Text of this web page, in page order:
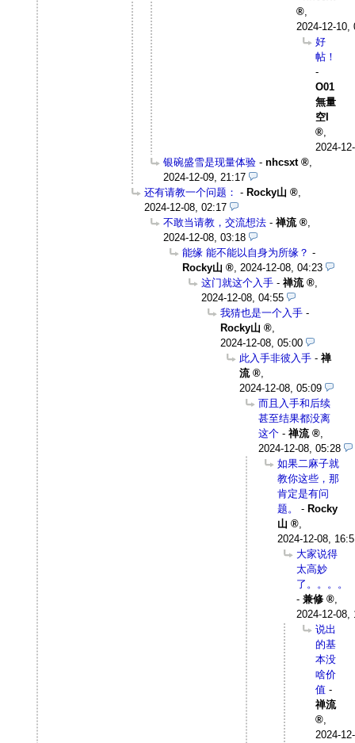
2024-12-10,
好
帖！
-
O01
無量
空I
2024-
银碗盛雪是现量体验 - nhcsxt
2024-12-09, 21:17
还有请教一个问题： - Rocky山
2024-12-08, 02:17
不敢当请教，交流想法 - 禅流
2024-12-08, 03:18
能缘 能不能以自身为所缘？ -
Rocky山
2024-12-08, 04:23
这门就这个入手 - 禅流
2024-12-08, 04:55
我猜也是一个入手 -
Rocky山
2024-12-08, 05:00
此入手非彼入手 - 禅
流
2024-12-08, 05:09
而且入手和后续
甚至结果都没离
这个 - 禅流
2024-12-08, 05:28
如果二麻子就
教你这些，那
肯定是有问
题。
- Rocky
山
2024-12-08,
大家说得
太高妙
了。。。。
- 兼修
2024-12-08,
说出
的基
本没
啥价
值 -
禅流
2024-